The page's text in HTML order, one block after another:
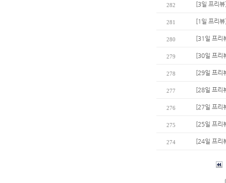
282 [3일 프리
281 [1일 프리
280 [31일 프리
279 [30일 프리
278 [29일 프리
277 [28일 프리
276 [27일 프리
275 [25일 프리
274 [24일 프리